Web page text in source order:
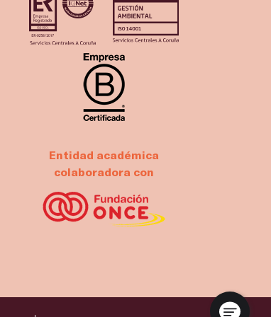
Entidad académica
colaboradora con